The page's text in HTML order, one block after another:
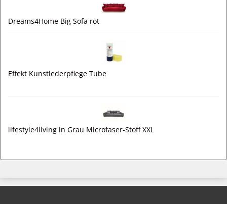
Dreams4Home Big Sofa rot
Effekt Kunstlederpflege Tube
lifestyle4living in Grau Microfaser-Stoff XXL